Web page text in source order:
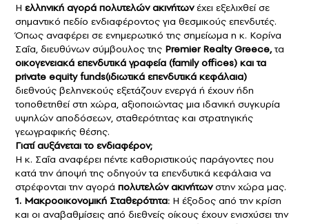
Η ελληνική αγορά πολυτελών ακινήτωνέχει εξελιχθεί σε
σημαντικό πεδίο ενδιαφέροντος για θεσμικούς επενδυτές.
Όπως αναφέρει σε ενημερωτικό της σημείωμα η κ. Κορίνα
Σαΐα, διευθύνων σύμβουλος της Premier Realty Greece,τα
οικογενειακά επενδυτικά γραφεία (family offices) και τα
private equity funds(ιδιωτικά επενδυτικά κεφάλαια)
διεθνούς βεληνεκούς εξετάζουν ενεργά ή έχουν ήδη
τοποθετηθεί στη χώρα, αξιοποιώντας μια ιδανική συγκυρία
υψηλών αποδόσεων, σταθερότητας και στρατηγικής
γεωγραφικής θέσης.
Γιατί αυξάνεται το ενδιαφέρον;
Η κ. Σαΐα αναφέρει πέντε καθοριστικούς παράγοντες που
κατά την άποψή της οδηγούν τα επενδυτικά κεφάλαια να
στρέφονται την αγορά πολυτελών ακινήτωνστην χώρα μας.
1. Μακροοικονομική Σταθερότητα: Η έξοδος από την κρίση
και οι αναβαθμίσεις από διεθνείς οίκους έχουν ενισχύσει την